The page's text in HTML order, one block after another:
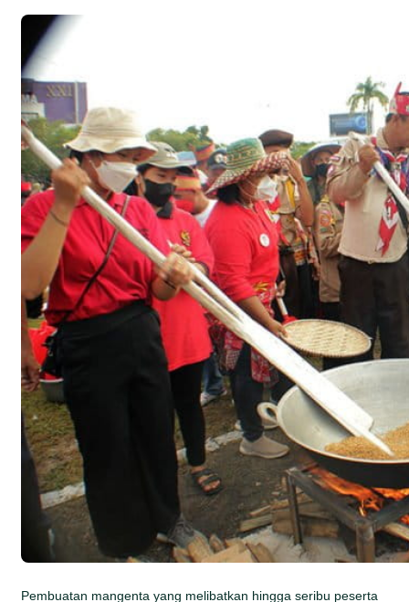
Pembuatan mangenta yang melibatkan hingga seribu peserta